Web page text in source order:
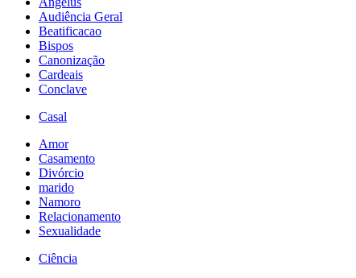
Audiência Geral
Beatificacao
Bispos
Canonização
Cardeais
Conclave
Casal
Amor
Casamento
Divórcio
marido
Namoro
Relacionamento
Sexualidade
Ciência